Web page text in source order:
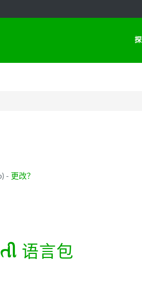
- 更改？
语言包